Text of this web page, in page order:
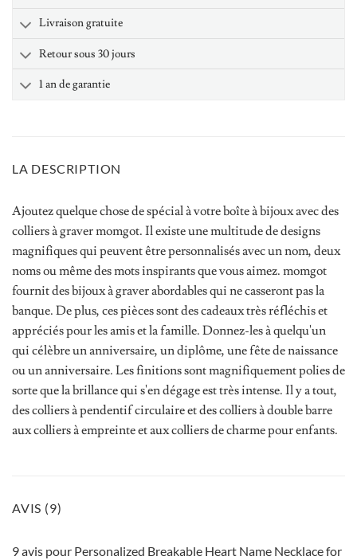
Livraison gratuite
Retour sous 30 jours
1 an de garantie
LA DESCRIPTION
Ajoutez quelque chose de spécial à votre boîte à bijoux avec des
colliers à graver momgot. Il existe une multitude de designs
magnifiques qui peuvent être personnalisés avec un nom, deux
noms ou même des mots inspirants que vous aimez. momgot
fournit des bijoux à graver abordables qui ne casseront pas la
banque. De plus, ces pièces sont des cadeaux très réfléchis et
appréciés pour les amis et la famille. Donnez-les à quelqu'un
qui célèbre un anniversaire, un diplôme, une fête de naissance
ou un anniversaire. Les finitions sont magnifiquement polies de
sorte que la brillance qui s'en dégage est très intense. Il y a tout,
des colliers à pendentif circulaire et des colliers à double barre
aux colliers à empreinte et aux colliers de charme pour enfants.
AVIS (9)
9 avis pour Personalized Breakable Heart Name Necklace for